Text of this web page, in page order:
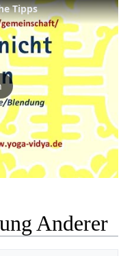
Tipps
Anderer